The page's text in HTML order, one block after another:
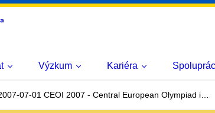
Výzkum Kariéra
07-01 CEOI 2007 - Central European Olympiad i…